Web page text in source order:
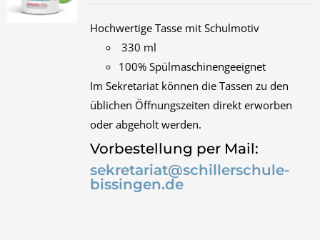
Hochwertige Tasse mit Schulmotiv
330 ml
100% Spülmaschinengeeignet
Im Sekretariat können die Tassen zu den
üblichen Öffnungszeiten direkt erworben
oder abgeholt werden.
Vorbestellung per Mail:
sekretariat@schillerschule-
bissingen.de